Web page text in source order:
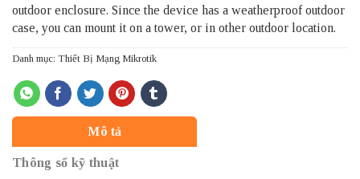
outdoor enclosure. Since the device has a weatherproof outdoor
case, you can mount it on a tower, or in other outdoor location.
Danh mục: Thiết Bị Mạng Mikrotik
Mô tả
Thông số kỹ thuật